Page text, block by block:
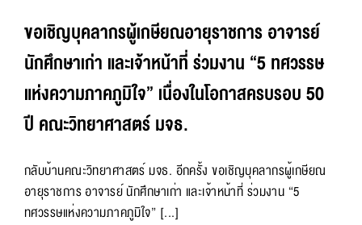
ขอเชิญบุคลากรผู้เกษียณอายุราชการ อาจารย์
นักศึกษาเก่า และเจ้าหน้าที่ ร่วมงาน “5 ทศวรรษ
แห่งความภาคภูมิใจ” เนื่องในโอกาสครบรอบ 50
ปี คณะวิทยาศาสตร์ มจธ.
กลับบ้านคณะวิทยาศาสตร์ มจธ. อีกครั้ง ขอเชิญบุคลากรผู้เกษียณ
อายุราชการ อาจารย์ นักศึกษาเก่า และเจ้าหน้าที่ ร่วมงาน “5
ทศวรรษแห่งความภาคภูมิใจ” [...]